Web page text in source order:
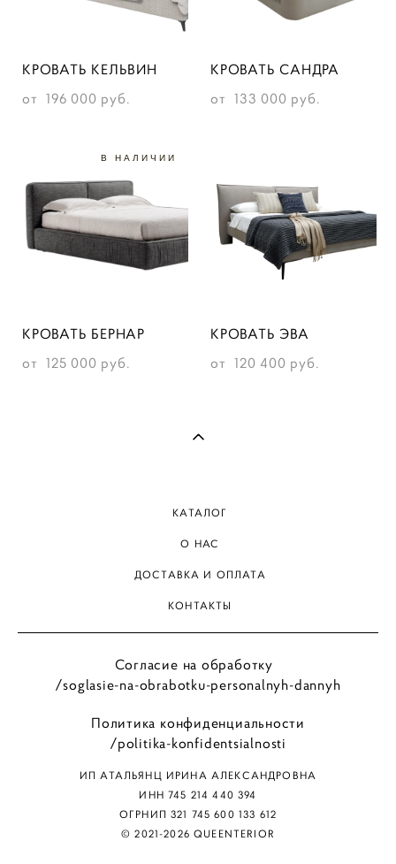
КРОВАТЬ КЕЛЬВИН
от 196 000 pуб.
КРОВАТЬ CАНДРА
от 133 000 pуб.
В НАЛИЧИИ
КРОВАТЬ БЕРНАР
от 125 000 pуб.
КРОВАТЬ ЭВА
от 120 400 pуб.
КАТАЛОГ
О НАС
ДОСТАВКА И ОПЛАТА
КОНТАКТЫ
Согласие на обработку
/soglasie-na-obrabotku-personalnyh-dannyh
Политика конфиденциальности
/politika-konfidentsialnosti
ИП АТАЛЬЯНЦ ИРИНА АЛЕКСАНДРОВНА
ИНН 745 214 440 394
ОГРНИП 321 745 600 133 612
© 2021-2026 QUEENTERIOR